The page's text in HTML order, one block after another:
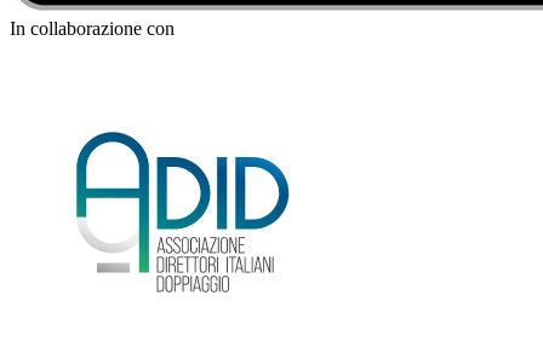
In collaborazione con